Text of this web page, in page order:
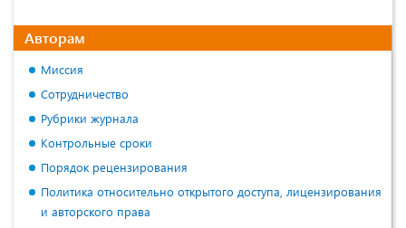
Авторам
Миссия
Сотрудничество
Рубрики журнала
Контрольные сроки
Порядок рецензирования
Политика относительно открытого доступа, лицензирования
и авторского права